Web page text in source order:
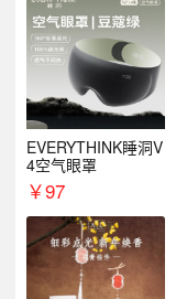
EVERYTHINK睡洞V
4空气眼罩
￥97